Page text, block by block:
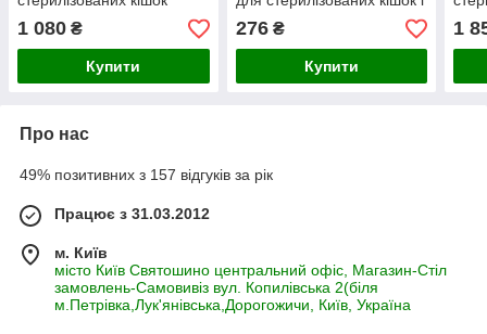
старше 7 років, 1,5 кг
1 080 ₴
Купити
кастрованих котів з
куркою, 300 г
276₴
Купити
1
Про нас
49% позитивних з 157 відгуків за рік
Працює з 31.03.2012
м. Київ
місто Київ Святошино центральний офіс, Магазин-Стіл
замовлень-Самовивіз вул. Копилівська 2(біля
м.Петрівка,Лук'янівська,Дорогожичи, Київ, Україна